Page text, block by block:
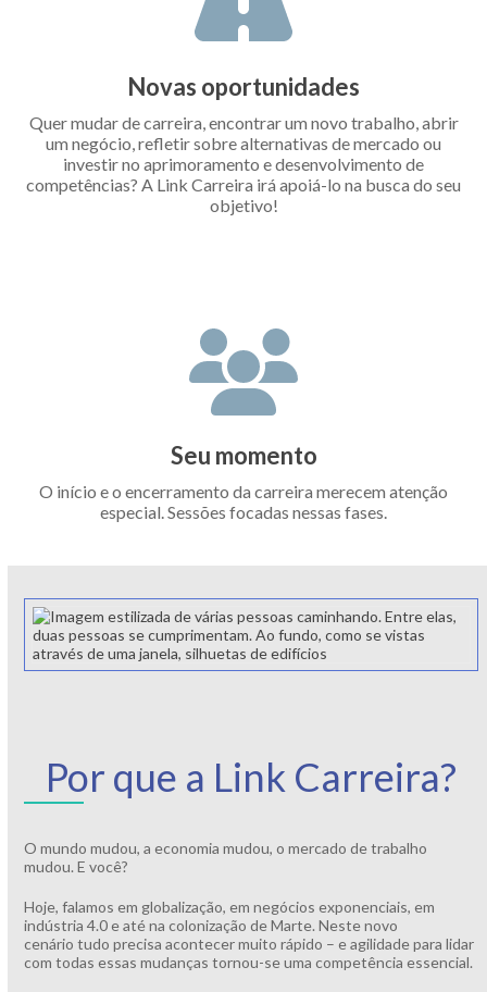
Novas oportunidades
Quer mudar de carreira, encontrar um novo trabalho, abrir
um negócio, refletir sobre alternativas de mercado ou
investir no aprimoramento e desenvolvimento de
competências? A Link Carreira irá apoiá-lo na busca do seu
objetivo!
Seu momento
O início e o encerramento da carreira merecem atenção
especial. Sessões focadas nessas fases.
Por que a Link Carreira?
O mundo mudou, a economia mudou, o mercado de trabalho
mudou. E você?
Hoje, falamos em globalização, em negócios exponenciais, em
indústria 4.0 e até na colonização de Marte. Neste novo
cenário tudo precisa acontecer muito rápido – e agilidade para lidar
com todas essas mudanças tornou-se uma competência essencial.